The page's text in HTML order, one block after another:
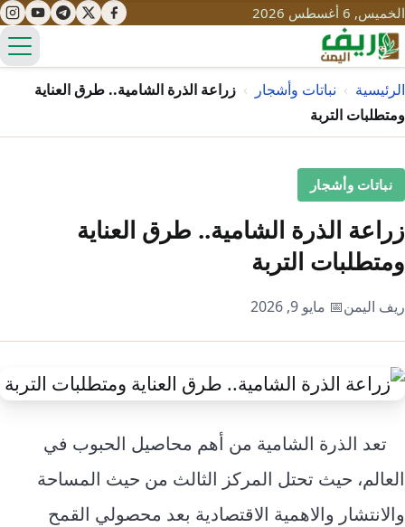
الخميس, 6 أغسطس 2026
صحة
مياه
طرُق
تنمية
قصص نجاح
مبادرات
سياحة
ثقافة
إرشاد زراعي
نساء
معيشة
قصة
قصص رقمية
تقارير صور
الرئيسية › نباتات وأشجار › زراعة الذرة الشامية.. طرق العناية
ومتطلبات التربة
نباتات وأشجار
زراعة الذرة الشامية.. طرق العناية
ومتطلبات التربة
ريف اليمن📅 مايو 9, 2026
تعد الذرة الشامية من أهم محاصيل الحبوب في
العالم، حيث تحتل المركز الثالث من حيث المساحة
والانتشار والاهمية الاقتصادية بعد محصولي القمح